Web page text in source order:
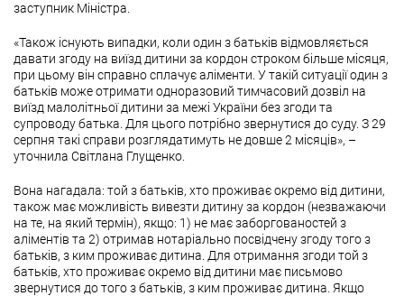
заступник Міністра.
«Також існують випадки, коли один з батьків відмовляється
давати згоду на виїзд дитини за кордон строком більше місяця,
при цьому він справно сплачує аліменти. У такій ситуації один з
батьків може отримати одноразовий тимчасовий дозвіл на
виїзд малолітньої дитини за межі України без згоди та
супроводу батька. Для цього потрібно звернутися до суду. З 29
серпня такі справи розглядатимуть не довше 2 місяців», –
уточнила Світлана Глущенко.
Вона нагадала: той з батьків, хто проживає окремо від дитини,
також має можливість вивезти дитину за кордон (незважаючи
на те, на який термін), якщо: 1) не має заборгованостей з
аліментів та 2) отримав нотаріально посвідчену згоду того з
батьків, з ким проживає дитина. Для отримання згоди той з
батьків, хто проживає окремо від дитини має письмово
звернутися до того з батьків, з ким проживає дитина. Якщо